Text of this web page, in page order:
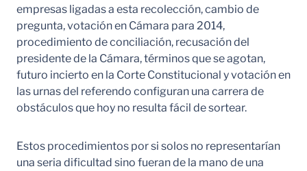
empresas ligadas a esta recolección, cambio de
pregunta, votación en Cámara para 2014,
procedimiento de conciliación, recusación del
presidente de la Cámara, términos que se agotan,
futuro incierto en la Corte Constitucional y votación en
las urnas del referendo configuran una carrera de
obstáculos que hoy no resulta fácil de sortear.
Estos procedimientos por si solos no representarían
una seria dificultad sino fueran de la mano de una